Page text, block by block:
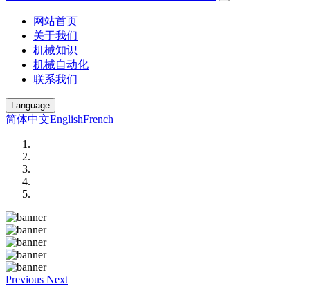
网站首页
关于我们
机械知识
机械自动化
联系我们
Language
简体中文EnglishFrench
Previous Next